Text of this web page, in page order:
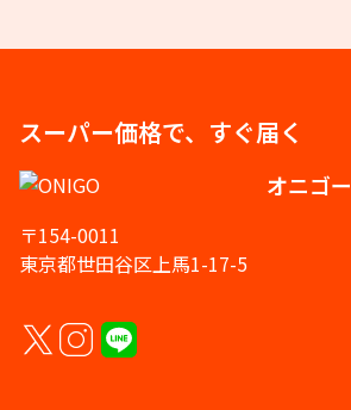
スーパー価格で、すぐ届く
オニゴー
〒154-0011
東京都世田谷区上馬1-17-5